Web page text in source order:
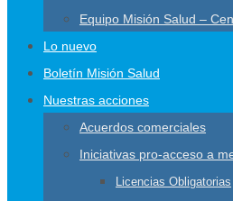
Equipo Misión Salud –
Lo nuevo
Boletín Misión Salud
Nuestras acciones
Acuerdos comerciales
Iniciativas pro-acceso a
Licencias Obligatorias